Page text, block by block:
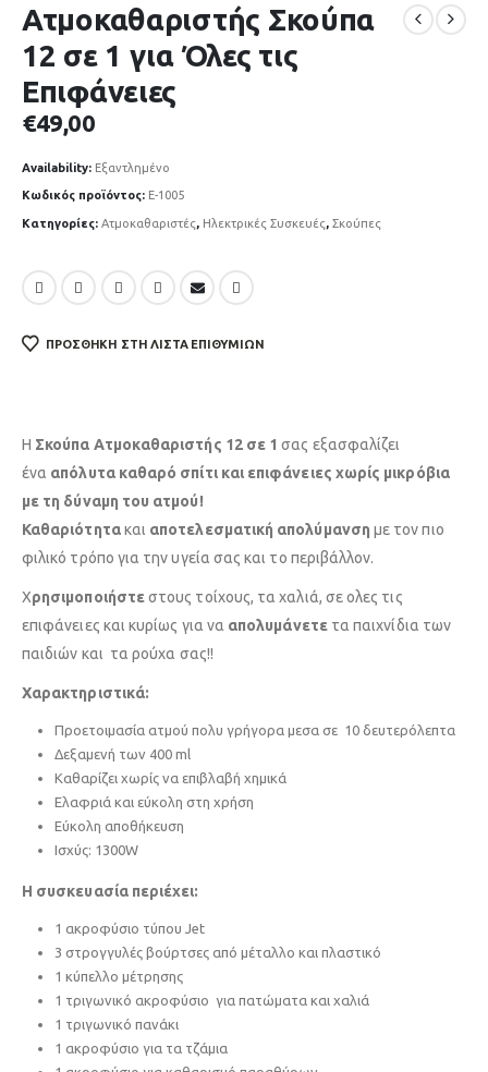
Ατμοκαθαριστής Σκούπα
12 σε 1 για Όλες τις
Επιφάνειες
€49,00
Availability: Εξαντλημένο
Κωδικός προϊόντος: E-1005
Κατηγορίες: Ατμοκαθαριστές, Ηλεκτρικές Συσκευές, Σκούπες
ΠΡΟΣΘΉΚΗ ΣΤΗ ΛΊΣΤΑ ΕΠΙΘΥΜΙΏΝ
Η Σκούπα Ατμοκαθαριστής 12 σε 1σας εξασφαλίζει
ένα απόλυτα καθαρό σπίτι και επιφάνειες χωρίς μικρόβια
με τη δύναμη του ατμού!
Καθαριότητακαι αποτελεσματική απολύμανση με τον πιο
φιλικό τρόπο για την υγεία σας και το περιβάλλον.
Χρησιμοποιήστεστους τοίχους, τα χαλιά, σε ολες τις
επιφάνειες και κυρίως για να απολυμάνετετα παιχνίδια των
παιδιών και τα ρούχα σας!!
Χαρακτηριστικά:
Προετοιμασία ατμού πολυ γρήγορα μεσα σε 10 δευτερόλεπτα
Δεξαμενή των 400 ml
Καθαρίζει χωρίς να επιβλαβή χημικά
Ελαφριά και εύκολη στη χρήση
Εύκολη αποθήκευση
Ισχύς: 1300W
Η συσκευασία περιέχει:
1 ακροφύσιο τύπου Jet
3 στρογγυλές βούρτσες από μέταλλο και πλαστικό
1 κύπελλο μέτρησης
1 τριγωνικό ακροφύσιο για πατώματα και χαλιά
1 τριγωνικό πανάκι
1 ακροφύσιο για τα τζάμια